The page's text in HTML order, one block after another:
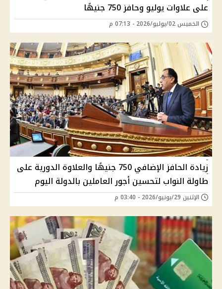
على علاوات يوليو وحافز 750 جنيهًا
الخميس 02/يوليو/2026 - 07:13 م
زيادة الحافز الإضافي 750 جنيهًا والعلاوة الدورية على
طاولة النواب لتحسين أجور العاملين بالدولة اليوم
الإثنين 29/يونيو/2026 - 03:40 م